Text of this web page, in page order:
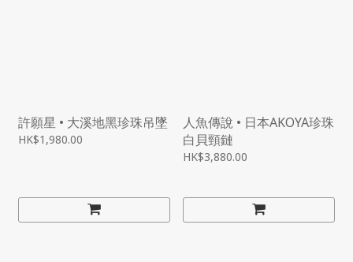
許願星 • 大溪地黑珍珠吊墜
HK$1,980.00
人魚傳說 • 日本AKOYA珍珠
白貝頸鏈
HK$3,880.00